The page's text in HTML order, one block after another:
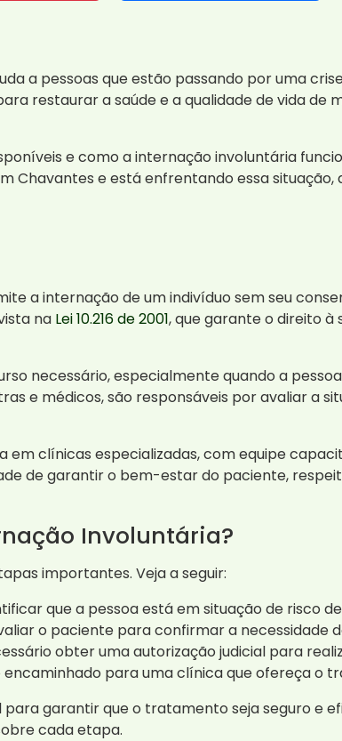
a pessoas que estão passando por uma
restaurar a saúde e a qualidade de vida de
e como a internação involuntária
Chavantes e está enfrentando essa
a internação de um indivíduo sem seu
na Lei 10.216 de 2001, que garante o direito
necessário, especialmente quando a
e médicos, são responsáveis por avaliar a
em clínicas especializadas, com equipe
de garantir o bem-estar do paciente,
Involuntária?
importantes. Veja a seguir:
que a pessoa está em situação de risco
o paciente para confirmar a necessidade
obter uma autorização judicial para
para uma clínica que ofereça o
garantir que o tratamento seja seguro e
cada etapa.